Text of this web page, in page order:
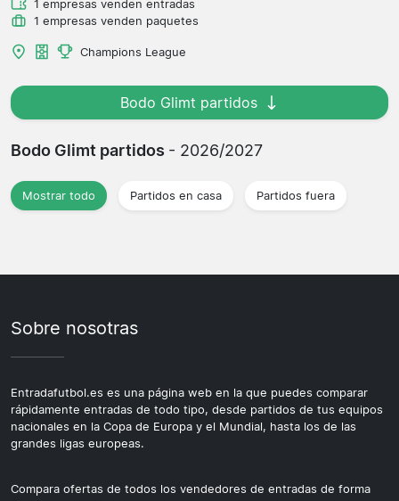
1 empresas venden entradas
1 empresas venden paquetes
Champions League
Bodo Glimt partidos
Bodo Glimt partidos - 2026/2027
Mostrar todo Partidos en casa Partidos fuera
Sobre nosotras
Entradafutbol.es es una página web en la que puedes comparar
rápidamente entradas de todo tipo, desde partidos de tus equipos
nacionales en la Copa de Europa y el Mundial, hasta los de las
grandes ligas europeas.
Compara ofertas de todos los vendedores de entradas de forma